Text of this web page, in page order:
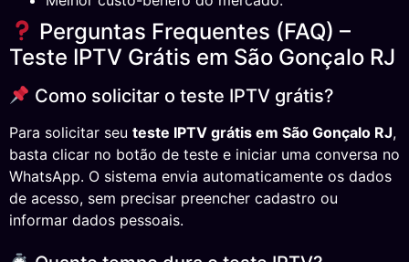
Perguntas Frequentes (FAQ) –
Teste IPTV Grátis em São Gonçalo RJ
Como solicitar o teste IPTV grátis?
Para solicitar seu teste IPTV grátis em São Gonçalo RJ,
basta clicar no botão de teste e iniciar uma conversa no
WhatsApp. O sistema envia automaticamente os dados
de acesso, sem precisar preencher cadastro ou
informar dados pessoais.